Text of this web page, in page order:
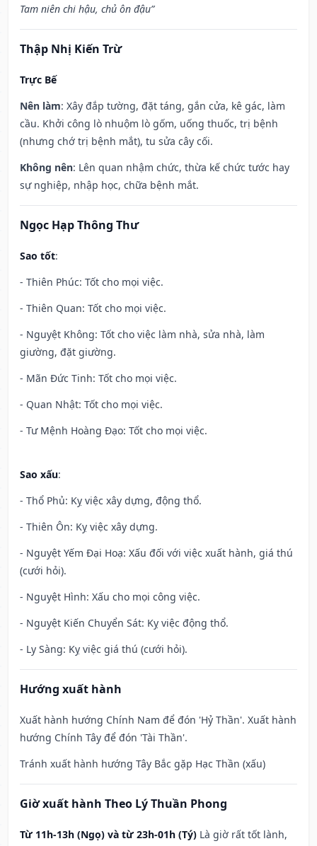
Tam niên chi hậu, chủ ôn đậu”
Thập Nhị Kiến Trừ
Trực Bế
Nên làm: Xây đắp tường, đặt táng, gắn cửa, kê gác, làm
cầu. Khởi công lò nhuộm lò gốm, uống thuốc, trị bệnh
(nhưng chớ trị bệnh mắt), tu sửa cây cối.
Không nên: Lên quan nhậm chức, thừa kế chức tước hay
sự nghiệp, nhập học, chữa bệnh mắt.
Ngọc Hạp Thông Thư
Sao tốt:
- Thiên Phúc: Tốt cho mọi việc.
- Thiên Quan: Tốt cho mọi việc.
- Nguyệt Không: Tốt cho việc làm nhà, sửa nhà, làm
giường, đặt giường.
- Mãn Đức Tinh: Tốt cho mọi việc.
- Quan Nhật: Tốt cho mọi việc.
- Tư Mệnh Hoàng Đạo: Tốt cho mọi việc.
Sao xấu:
- Thổ Phủ: Kỵ việc xây dựng, động thổ.
- Thiên Ôn: Kỵ việc xây dựng.
- Nguyệt Yếm Đại Hoạ: Xấu đối với việc xuất hành, giá thú
(cưới hỏi).
- Nguyệt Hình: Xấu cho mọi công việc.
- Nguyệt Kiến Chuyển Sát: Kỵ việc động thổ.
- Ly Sàng: Kỵ việc giá thú (cưới hỏi).
Hướng xuất hành
Xuất hành hướng Chính Nam để đón 'Hỷ Thần'. Xuất hành
hướng Chính Tây để đón 'Tài Thần'.
Tránh xuất hành hướng Tây Bắc gặp Hạc Thần (xấu)
Giờ xuất hành Theo Lý Thuần Phong
Từ 11h-13h (Ngọ) và từ 23h-01h (Tý) Là giờ rất tốt lành,